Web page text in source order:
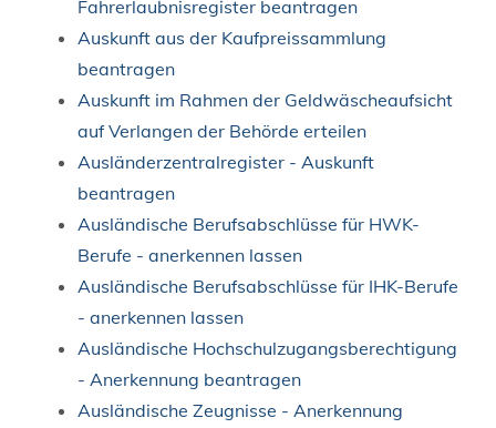
Fahrerlaubnisregister beantragen
Auskunft aus der Kaufpreissammlung
beantragen
Auskunft im Rahmen der Geldwäscheaufsicht
auf Verlangen der Behörde erteilen
Ausländerzentralregister - Auskunft
beantragen
Ausländische Berufsabschlüsse für HWK-
Berufe - anerkennen lassen
Ausländische Berufsabschlüsse für IHK-Berufe
- anerkennen lassen
Ausländische Hochschulzugangsberechtigung
- Anerkennung beantragen
Ausländische Zeugnisse - Anerkennung